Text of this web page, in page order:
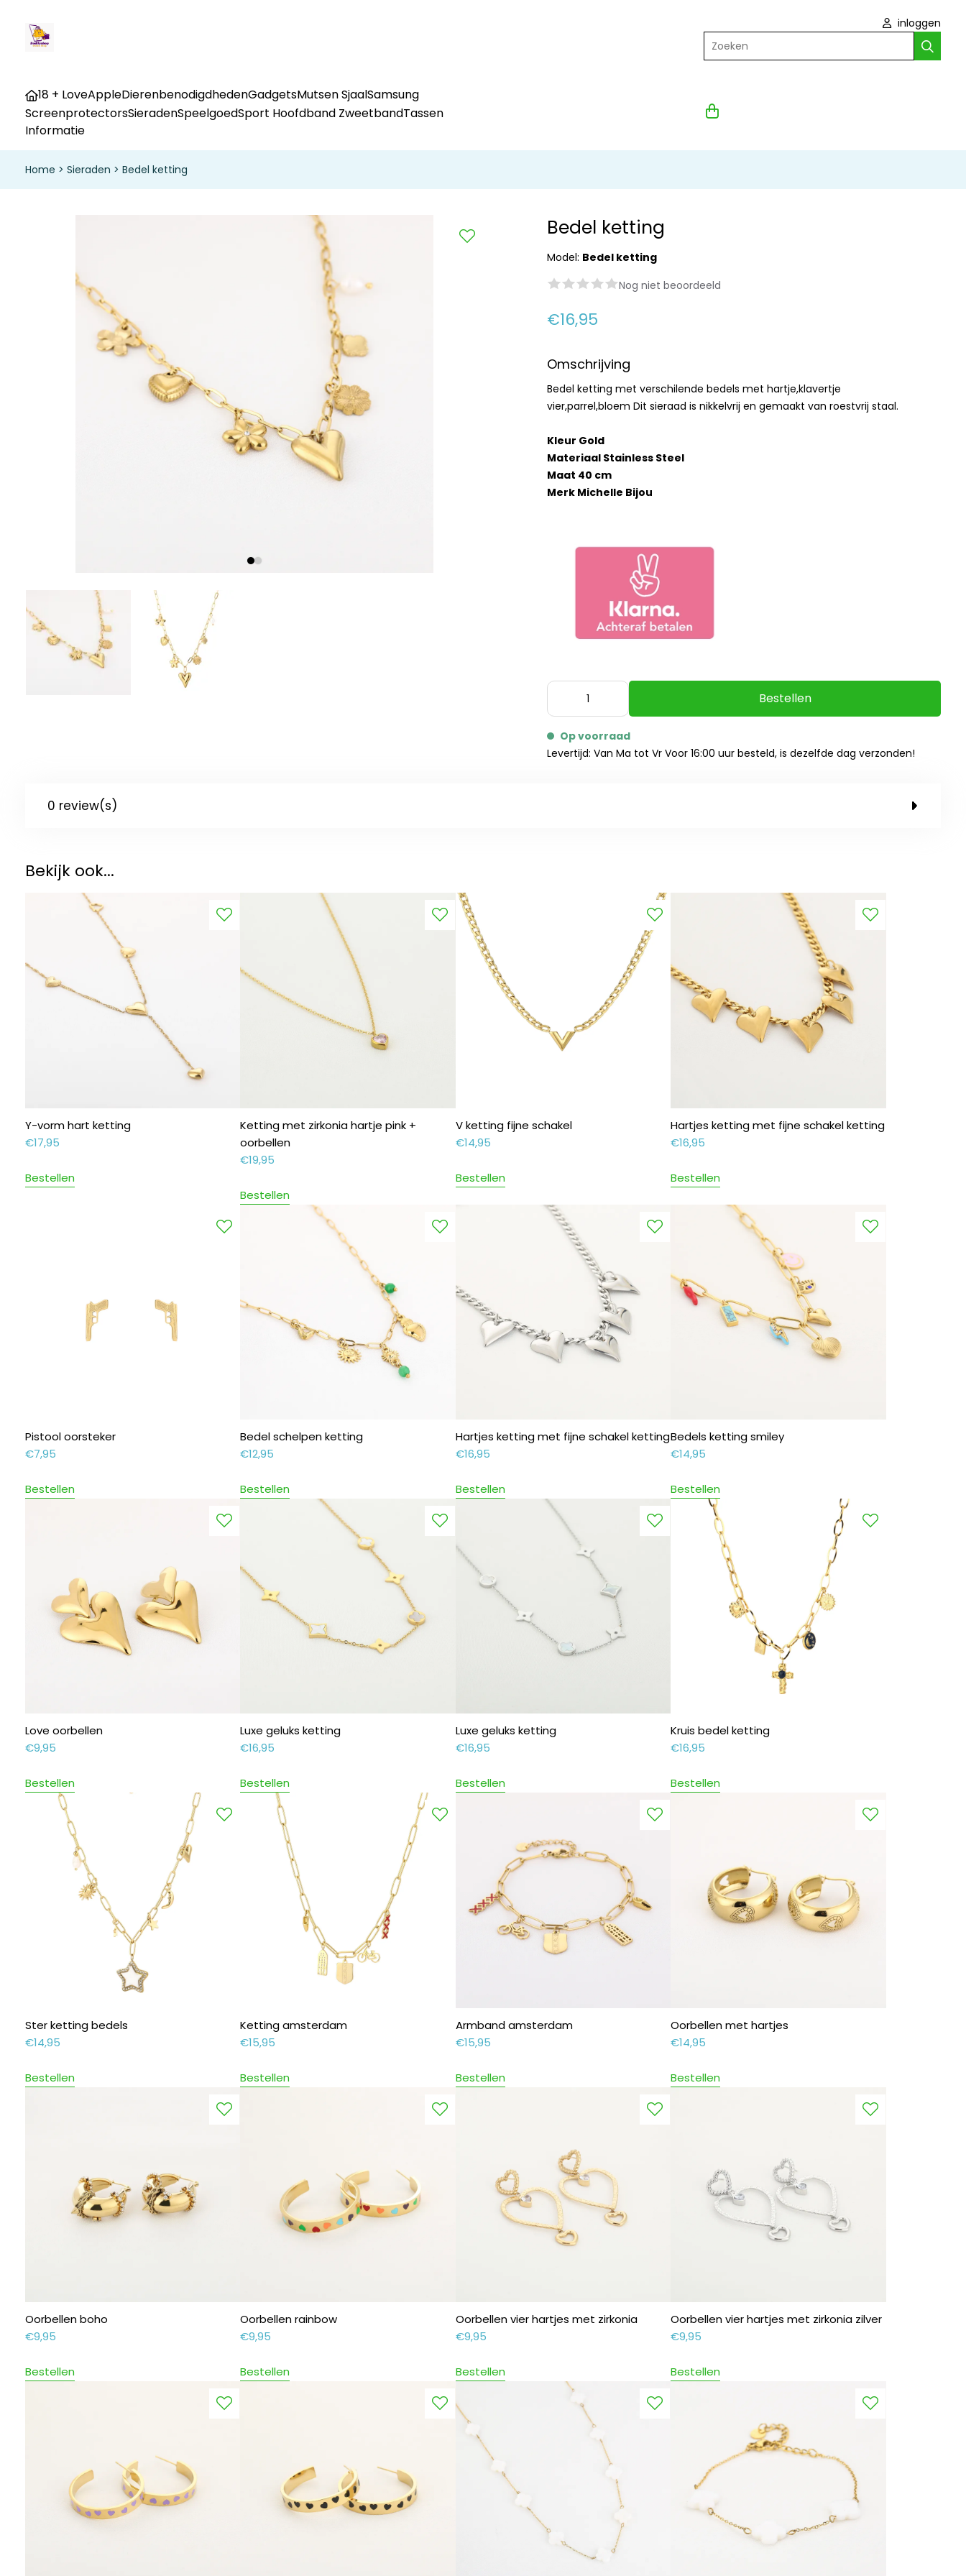
inloggen
Zoeken
18 + LoveAppleDierenbenodigdhedenGadgetsMutsen SjaalSamsung
ScreenprotectorsSieradenSpeelgoedSport Hoofdband ZweetbandTassen
Informatie
Home > Sieraden > Bedel ketting
Bedel ketting
Model: Bedel ketting
Nog niet beoordeeld
€16,95
Omschrijving
Bedel ketting met verschilende bedels met hartje,klavertje
vier,parrel,bloem Dit sieraad is nikkelvrij en gemaakt van roestvrij staal.
Kleur Gold
Materiaal Stainless Steel
Maat 40 cm
Merk Michelle Bijou
Bestellen
Op voorraad
Levertijd: Van Ma tot Vr Voor 16:00 uur besteld, is dezelfde dag verzonden!
0 review(s)
Bekijk ook...
Y-vorm hart ketting
€17,95
Bestellen
Ketting met zirkonia hartje pink +
oorbellen
€19,95
Bestellen
V ketting fijne schakel
€14,95
Bestellen
Hartjes ketting met fijne schakel ketting
€16,95
Bestellen
Pistool oorsteker
€7,95
Bestellen
Bedel schelpen ketting
€12,95
Bestellen
Hartjes ketting met fijne schakel ketting
€16,95
Bestellen
Bedels ketting smiley
€14,95
Bestellen
Love oorbellen
€9,95
Bestellen
Luxe geluks ketting
€16,95
Bestellen
Luxe geluks ketting
€16,95
Bestellen
Kruis bedel ketting
€16,95
Bestellen
Ster ketting bedels
€14,95
Bestellen
Ketting amsterdam
€15,95
Bestellen
Armband amsterdam
€15,95
Bestellen
Oorbellen met hartjes
€14,95
Bestellen
Oorbellen boho
€9,95
Bestellen
Oorbellen rainbow
€9,95
Bestellen
Oorbellen vier hartjes met zirkonia
€9,95
Bestellen
Oorbellen vier hartjes met zirkonia zilver
€9,95
Bestellen